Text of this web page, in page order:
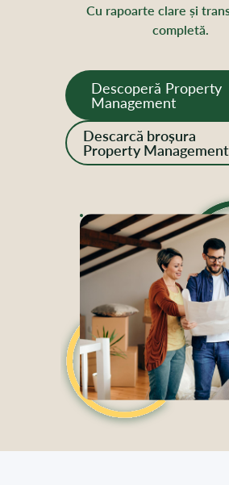
Cu rapoarte clare și
completă.
Descoperă Property
Management
Descarcă broșura
Property Management